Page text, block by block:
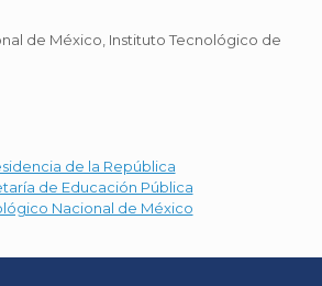
de México, Instituto Tecnológico de
de la República
de Educación Pública
Nacional de México